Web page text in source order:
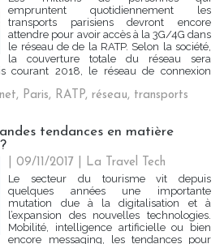
empruntent quotidiennement les
transports parisiens devront encore
attendre pour avoir accès à la 3G/4G dans
le réseau de de la RATP. Selon la société,
la couverture totale du réseau sera
courant 2018, le réseau de connexion
, Paris, RATP, réseau, transports
tendances en matière
| 09/11/2017
La Travel Tech
Le secteur du tourisme vit depuis
quelques années une importante
mutation due à la digitalisation et à
l’expansion des nouvelles technologies.
Mobilité, intelligence artificielle ou bien
encore messaging, les tendances pour